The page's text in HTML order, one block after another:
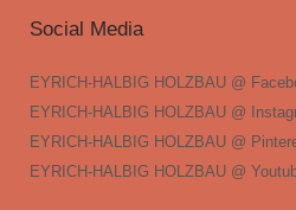
Social Media
EYRICH-HALBIG HOLZBAU @
EYRICH-HALBIG HOLZBAU @
EYRICH-HALBIG HOLZBAU @
EYRICH-HALBIG HOLZBAU @